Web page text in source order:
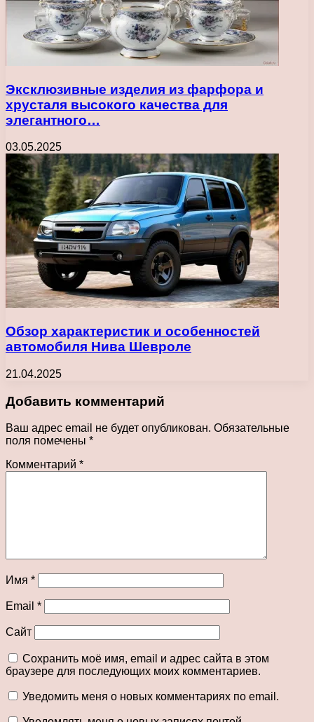
Эксклюзивные изделия из фарфора и
хрусталя высокого качества для
элегантного…
03.05.2025
Обзор характеристик и особенностей
автомобиля Нива Шевроле
21.04.2025
Добавить комментарий
Ваш адрес email не будет опубликован. Обязательные
поля помечены *
Комментарий *
Имя *
Email *
Сайт
Сохранить моё имя, email и адрес сайта в этом
браузере для последующих моих комментариев.
Уведомить меня о новых комментариях по email.